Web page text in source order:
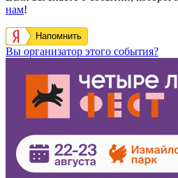
нам!
Напомнить
Вы организатор этого события?